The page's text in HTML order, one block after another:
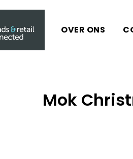
OVER ONS
Mok